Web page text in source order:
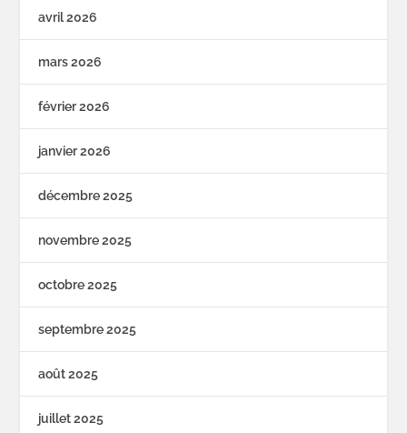
avril 2026
mars 2026
février 2026
janvier 2026
décembre 2025
novembre 2025
octobre 2025
septembre 2025
août 2025
juillet 2025